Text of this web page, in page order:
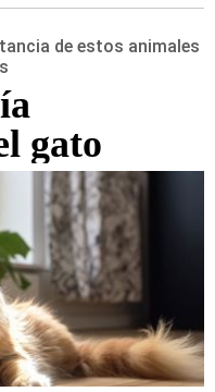
de estos animales
gato